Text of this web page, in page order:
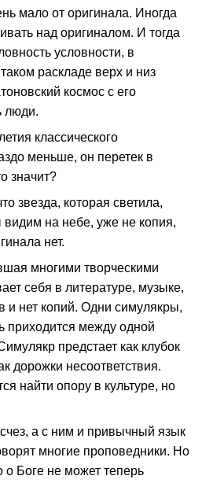
мало от оригинала. Иногда
над оригиналом. И тогда
условности, в
раскладе верх и низ
космос с его
люди.
классического
меньше, он перетек в
значит?
звезда, которая светила,
на небе, уже не копия,
нет.
многими творческими
себя в литературе, музыке,
и нет копий. Одни симулякры,
приходится между одной
предстает как клубок
дорожки несоответствия.
найти опору в культуре, но
а с ним и привычный язык
многие проповедники. Но
о Боге не может теперь